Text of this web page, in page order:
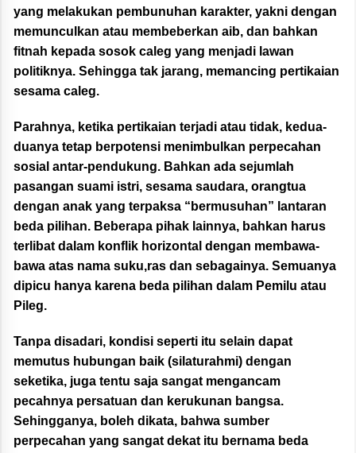
yang melakukan pembunuhan karakter, yakni dengan
memunculkan atau membeberkan aib, dan bahkan
fitnah kepada sosok caleg yang menjadi lawan
politiknya. Sehingga tak jarang, memancing pertikaian
sesama caleg.
Parahnya, ketika pertikaian terjadi atau tidak, kedua-
duanya tetap berpotensi menimbulkan perpecahan
sosial antar-pendukung. Bahkan ada sejumlah
pasangan suami istri, sesama saudara, orangtua
dengan anak yang terpaksa “bermusuhan” lantaran
beda pilihan. Beberapa pihak lainnya, bahkan harus
terlibat dalam konflik horizontal dengan membawa-
bawa atas nama suku,ras dan sebagainya. Semuanya
dipicu hanya karena beda pilihan dalam Pemilu atau
Pileg.
Tanpa disadari, kondisi seperti itu selain dapat
memutus hubungan baik (silaturahmi) dengan
seketika, juga tentu saja sangat mengancam
pecahnya persatuan dan kerukunan bangsa.
Sehingganya, boleh dikata, bahwa sumber
perpecahan yang sangat dekat itu bernama beda